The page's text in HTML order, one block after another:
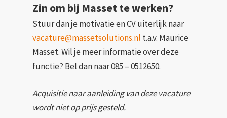
Zin om bij Masset te werken?
Stuur dan je motivatie en CV uiterlijk naar
vacature@massetsolutions.nl t.a.v. Maurice
Masset. Wil je meer informatie over deze
functie? Bel dan naar 085 – 0512650.
Acquisitie naar aanleiding van deze vacature
wordt niet op prijs gesteld.